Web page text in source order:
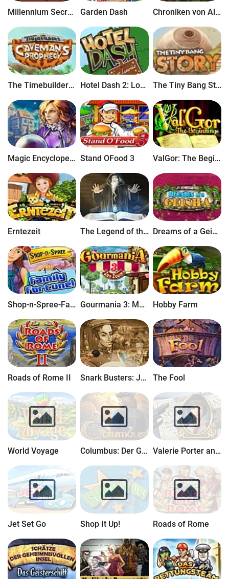
Millennium Secrets: Roxannes Collier Garden Dash Chroniken von Albian: Die magische Versammlung
The Timebuilders: Cavemans Prophecy Hotel Dash 2: Lost Luxuries The Tiny Bang Story
Magic Encyclopedia: Illusionen Stand OFood 3 ValGor: The Beginning
Erntezeit The Legend of the Golden Tome Dreams of a Geisha
Shop-n-Spree-Familienimperium Gourmania 3: Mein Zoo Hobby Farm
Roads of Rome II Snark Busters: Jetzt mit Vollgas The Fool
World Voyage Columbus: Der Geist im Stein Valerie Porter and the Scarlet Scandal
Jet Set Go Shop It Up! Roads of Rome